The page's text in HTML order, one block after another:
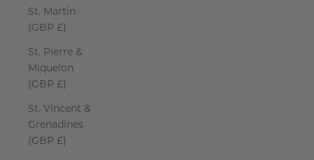
St. Martin
(GBP £)
St. Pierre &
Miquelon
(GBP £)
St. Vincent &
Grenadines
(GBP £)